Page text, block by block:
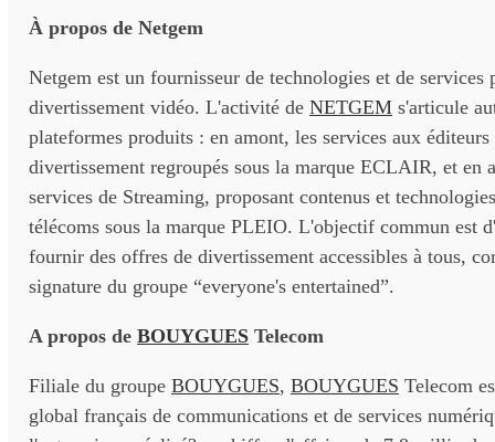
À propos de Netgem
Netgem est un fournisseur de technologies et de
divertissement vidéo. L'activité de NETGEM s'articule
plateformes produits : en amont, les services aux éditeurs
divertissement regroupés sous la marque ECLAIR, et en
services de Streaming, proposant contenus et
télécoms sous la marque PLEIO. L'objectif commun est
fournir des offres de divertissement accessibles à tous,
signature du groupe “everyone's entertained”.
A propos de BOUYGUES Telecom
Filiale du groupe BOUYGUES, BOUYGUES Telecom
global français de communications et de services